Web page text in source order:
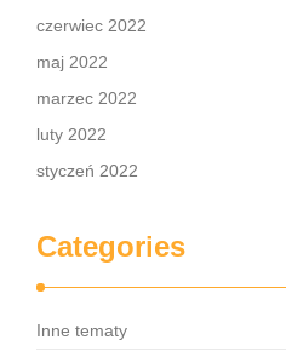
czerwiec 2022
maj 2022
marzec 2022
luty 2022
styczeń 2022
Categories
Inne tematy